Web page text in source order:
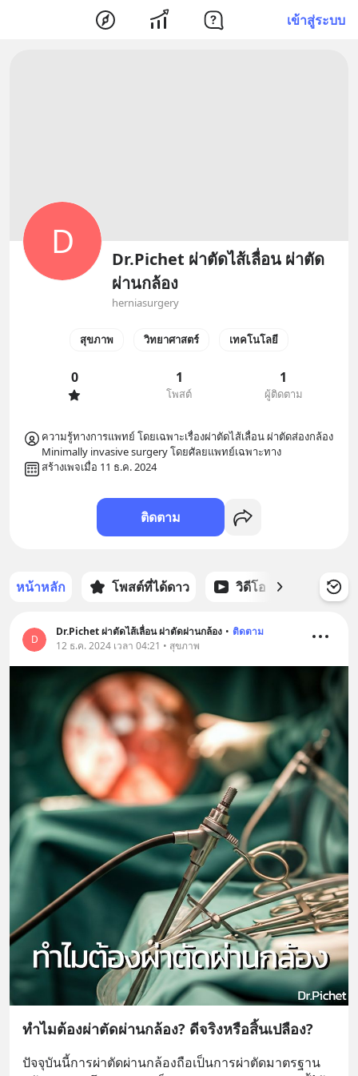
เข้าสู่ระบบ
D
Dr.Pichet ผ่าตัดไส้เลื่อน ผ่าตัด
ผ่านกล้อง
herniasurgery
สุขภาพ วิทยาศาสตร์ เทคโนโลยี
0 1
โพสต์
1
ผู้ติดตาม
ความรู้ทางการแพทย์ โดยเฉพาะเรื่องผ่าตัดไส้เลื่อน ผ่าตัดส่องกล้อง
Minimally invasive surgery โดยศัลยแพทย์เฉพาะทาง
สร้างเพจเมื่อ 11 ธ.ค. 2024
ติดตาม
หน้าหลัก โพสต์ที่ได้ดาว วิดีโอ พอดแ
D
Dr.Pichet ผ่าตัดไส้เลื่อน ผ่าตัดผ่านกล้อง • ติดตาม
12 ธ.ค. 2024 เวลา 04:21 • สุขภาพ
ทำไมต้องผ่าตัดผ่านกล้อง? ดีจริงหรือสิ้นเปลือง?
ปัจจุบันนี้การผ่าตัดผ่านกล้องถือเป็นการผ่าตัดมาตรฐาน